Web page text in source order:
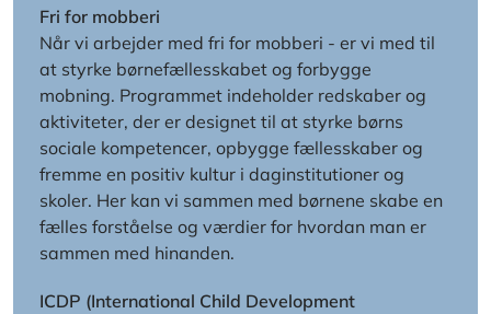
Fri for mobberi
Når vi arbejder med fri for mobberi - er vi med til
at styrke børnefællesskabet og forbygge
mobning. Programmet indeholder redskaber og
aktiviteter, der er designet til at styrke børns
sociale kompetencer, opbygge fællesskaber og
fremme en positiv kultur i daginstitutioner og
skoler. Her kan vi sammen med børnene skabe en
fælles forståelse og værdier for hvordan man er
sammen med hinanden.
ICDP (International Child Development